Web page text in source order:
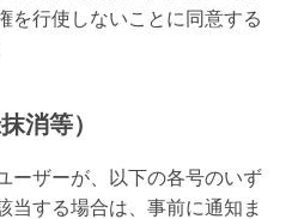
を行使しないことに同意する
消等）
ーザーが、以下の各号のいず
当する場合は、事前に通知ま